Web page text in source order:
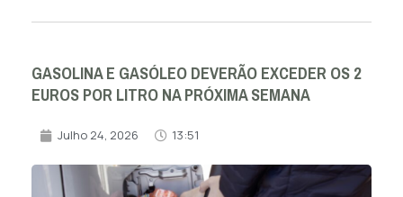
GASOLINA E GASÓLEO DEVERÃO EXCEDER OS 2
EUROS POR LITRO NA PRÓXIMA SEMANA
Julho 24, 2026 13:51